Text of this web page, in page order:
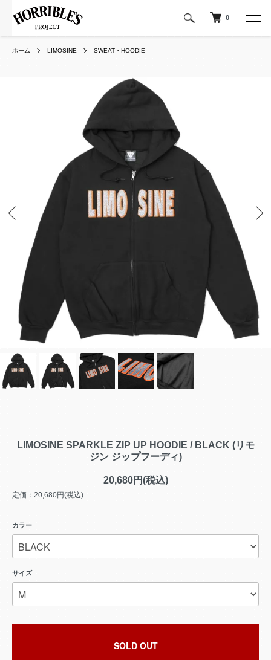
0
ホーム LIMOSINE SWEAT・HOODIE
LIMOSINE SPARKLE ZIP UP HOODIE / BLACK (リモ
ジン ジップフーディ)
20,680円(税込)
定価：20,680円(税込)
カラー
サイズ
SOLD OUT